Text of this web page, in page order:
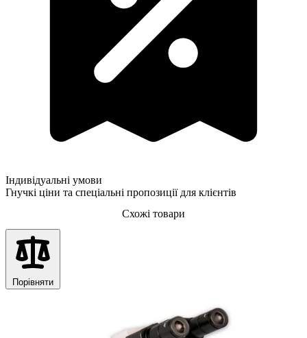
Індивідуальні умови
Гнучкі ціни та спеціальні пропозиції для клієнтів
Схожі товари
Порівняти